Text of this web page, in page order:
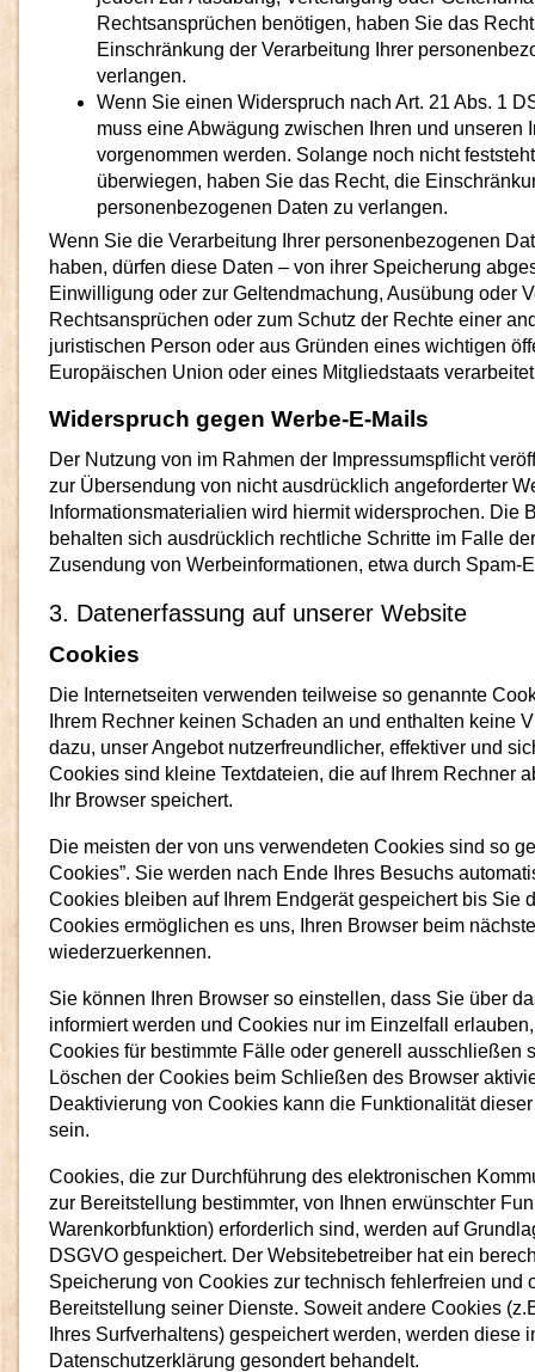
Rechtsansprüchen benötigen, haben Sie das
Einschränkung der Verarbeitung Ihrer
verlangen.
Wenn Sie einen Widerspruch nach Art. 21 Abs. 1
muss eine Abwägung zwischen Ihren und unseren
vorgenommen werden. Solange noch nicht
überwiegen, haben Sie das Recht, die
personenbezogenen Daten zu verlangen.
Wenn Sie die Verarbeitung Ihrer personenbezogenen
haben, dürfen diese Daten – von ihrer Speicherung
Einwilligung oder zur Geltendmachung, Ausübung oder
Rechtsansprüchen oder zum Schutz der Rechte einer
juristischen Person oder aus Gründen eines wichtigen
Europäischen Union oder eines Mitgliedstaats
Widerspruch gegen Werbe-E-Mails
Der Nutzung von im Rahmen der Impressumspflicht
zur Übersendung von nicht ausdrücklich angeforderter
Informationsmaterialien wird hiermit widersprochen. Die
behalten sich ausdrücklich rechtliche Schritte im Falle
Zusendung von Werbeinformationen, etwa durch Spam-
3. Datenerfassung auf unserer Website
Cookies
Die Internetseiten verwenden teilweise so genannte
Ihrem Rechner keinen Schaden an und enthalten keine
dazu, unser Angebot nutzerfreundlicher, effektiver und
Cookies sind kleine Textdateien, die auf Ihrem Rechner
Ihr Browser speichert.
Die meisten der von uns verwendeten Cookies sind so
Cookies”. Sie werden nach Ende Ihres Besuchs
Cookies bleiben auf Ihrem Endgerät gespeichert bis Sie
Cookies ermöglichen es uns, Ihren Browser beim
wiederzuerkennen.
Sie können Ihren Browser so einstellen, dass Sie über
informiert werden und Cookies nur im Einzelfall
Cookies für bestimmte Fälle oder generell ausschließen
Löschen der Cookies beim Schließen des Browser
Deaktivierung von Cookies kann die Funktionalität
sein.
Cookies, die zur Durchführung des elektronischen
zur Bereitstellung bestimmter, von Ihnen erwünschter
Warenkorbfunktion) erforderlich sind, werden auf
DSGVO gespeichert. Der Websitebetreiber hat ein
Speicherung von Cookies zur technisch fehlerfreien und
Bereitstellung seiner Dienste. Soweit andere Cookies
Ihres Surfverhaltens) gespeichert werden, werden diese
Datenschutzerklärung gesondert behandelt.